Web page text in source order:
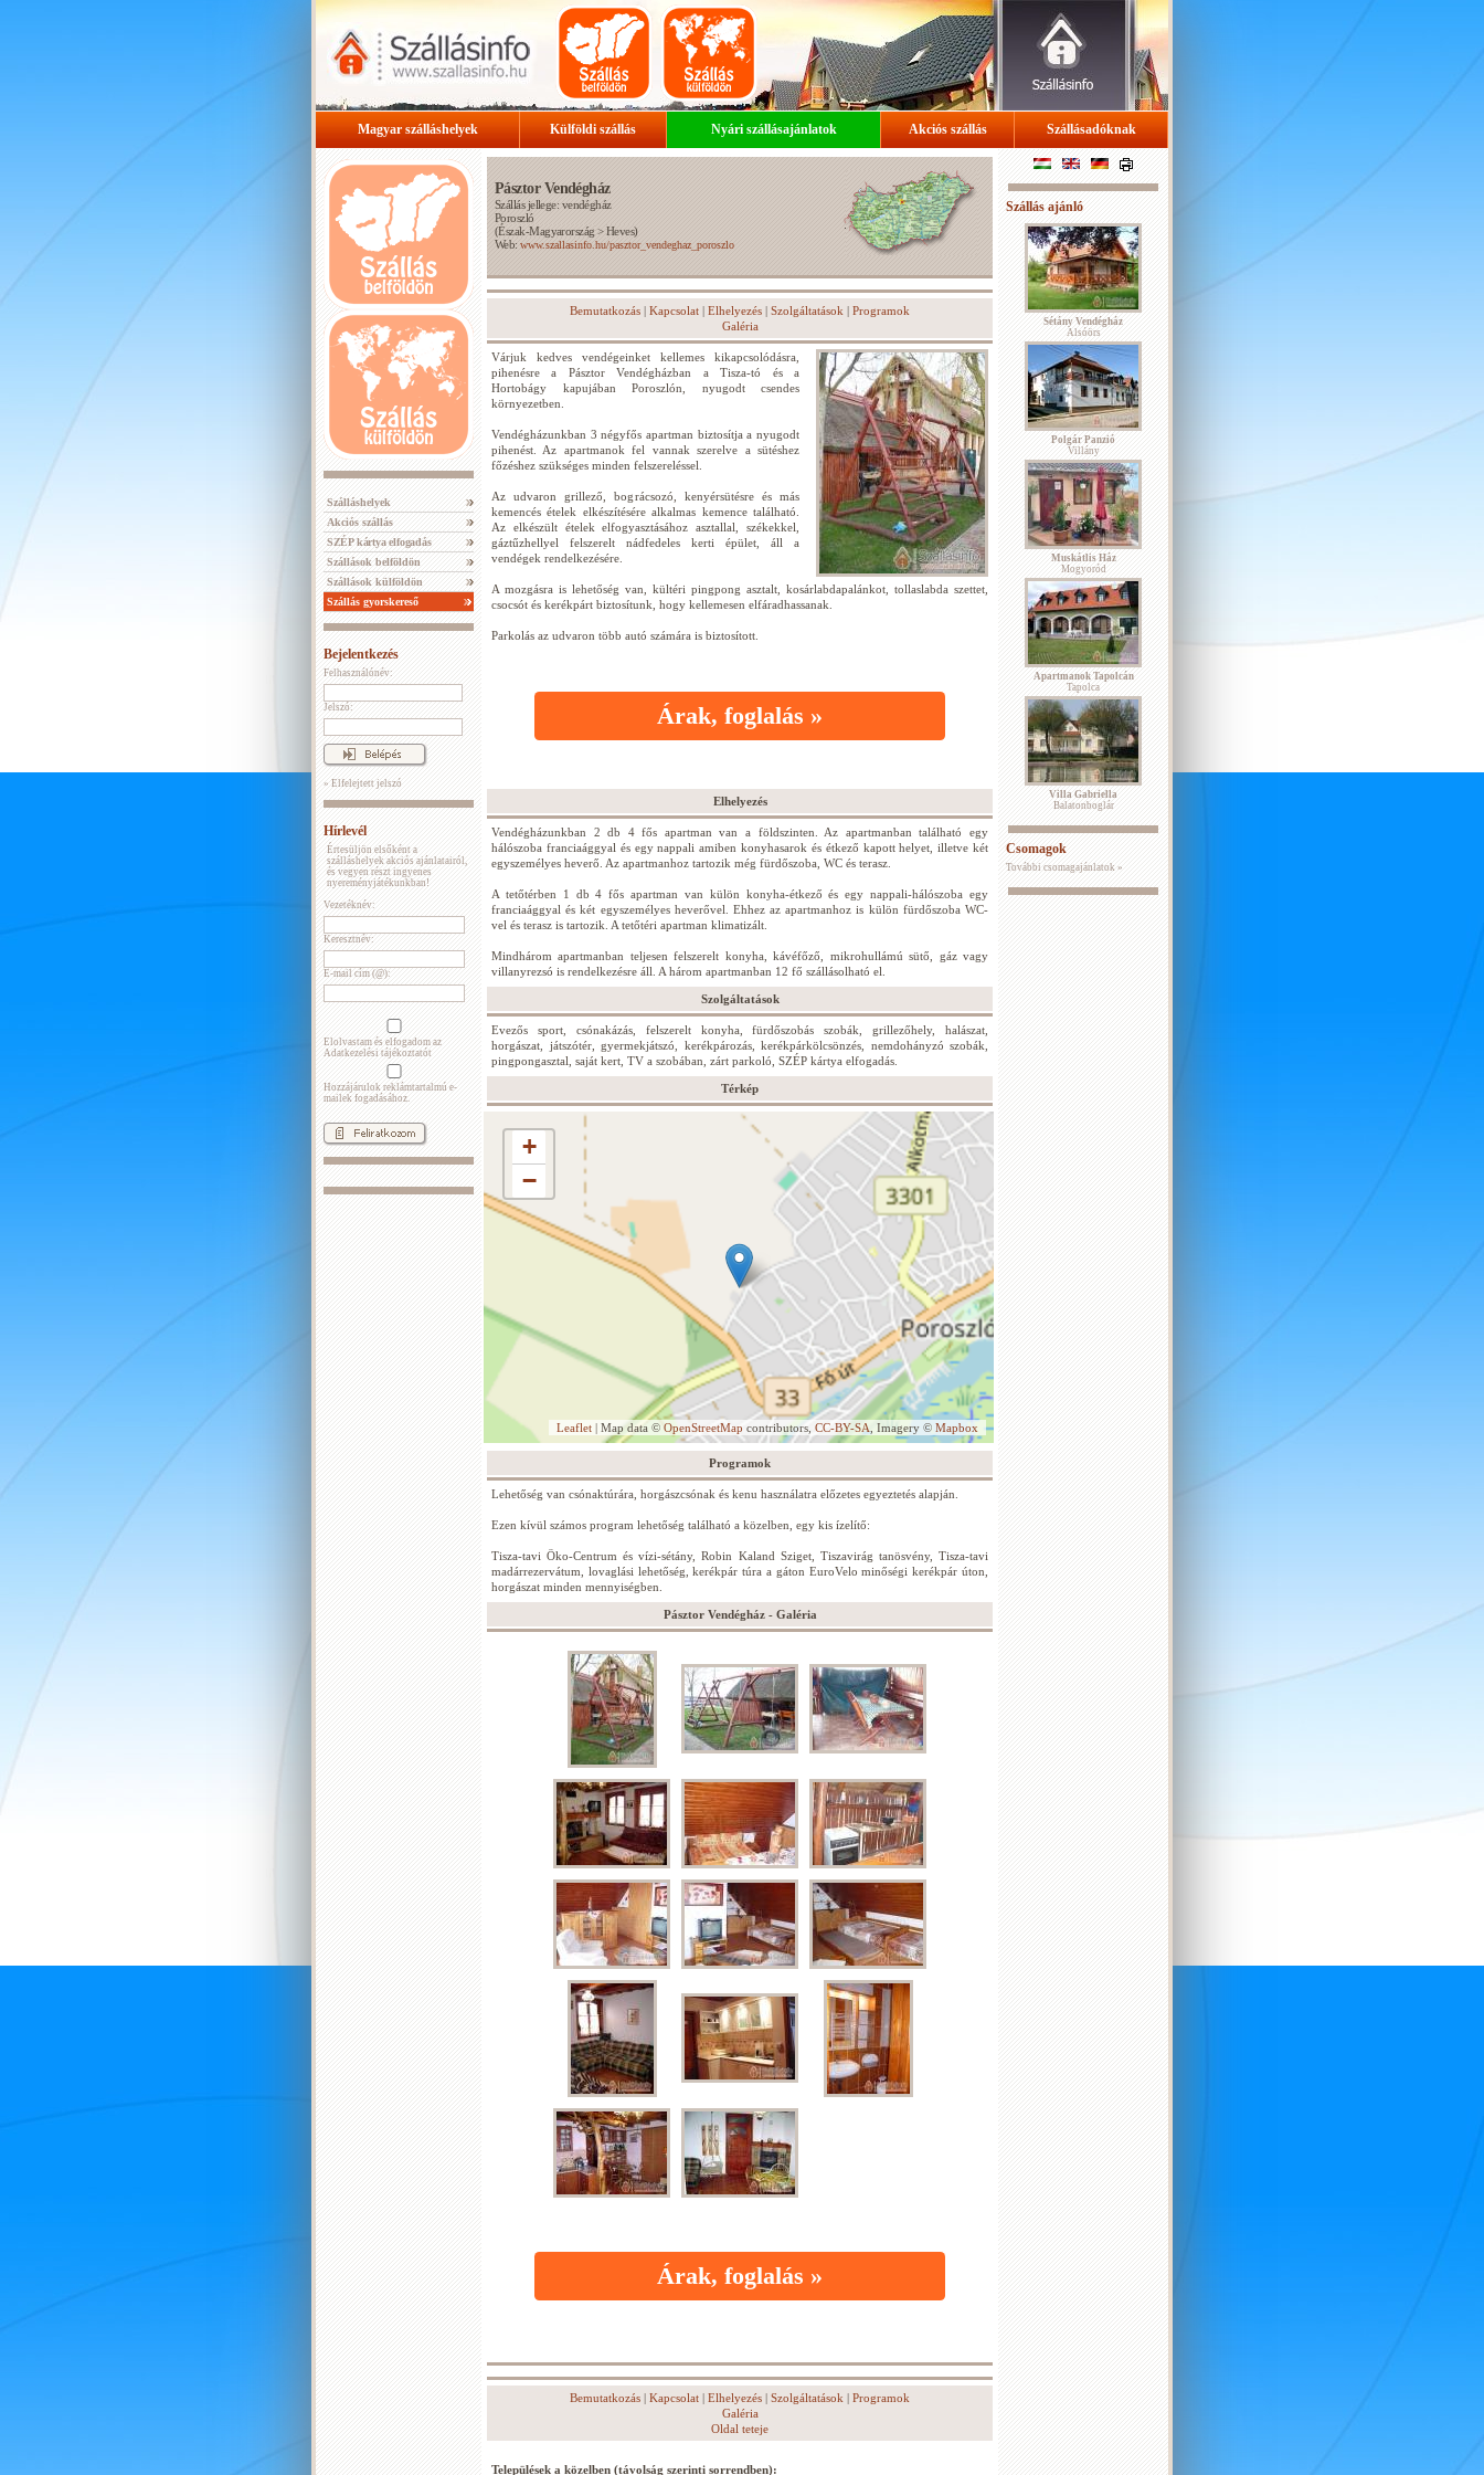
Magyar szálláshelyek Külföldi szállás Nyári szállásajánlatok Akciós szállás Szállásadóknak
Szálláshelyek
Akciós szállás
SZÉP kártya elfogadás
Szállások belföldön
Szállások külföldön
Szállás gyorskereső
Bejelentkezés
Felhasználónév:
Jelszó:
» Elfelejtett jelszó
Hírlevél
Értesüljön elsőként a
szálláshelyek akciós ajánlatairól,
és vegyen részt ingyenes
nyereményjátékunkban!
Vezetéknév:
Keresztnév:
E-mail cím (@):
Elolvastam és elfogadom az
Adatkezelési tájékoztatót
Hozzájárulok reklámtartalmú e-
mailek fogadásához.
Pásztor Vendégház
Szállás jellege: vendégház
Poroszló
(Észak-Magyarország >Heves)
Web:www.szallasinfo.hu/pasztor_vendeghaz_poroszlo
Bemutatkozás | Kapcsolat | Elhelyezés | Szolgáltatások | Programok
Galéria
Várjuk kedves vendégeinket kellemes kikapcsolódásra,
pihenésre a Pásztor Vendégházban a Tisza-tó és a
Hortobágy kapujában Poroszlón, nyugodt csendes
környezetben.
Vendégházunkban 3 négyfős apartman biztosítja a nyugodt
pihenést. Az apartmanok fel vannak szerelve a sütéshez
főzéshez szükséges minden felszereléssel.
Az udvaron grillező, bográcsozó, kenyérsütésre és más
kemencés ételek elkészítésére alkalmas kemence található.
Az elkészült ételek elfogyasztásához asztallal, székekkel,
gáztűzhellyel felszerelt nádfedeles kerti épület, áll a
vendégek rendelkezésére.
A mozgásra is lehetőség van, kültéri pingpong asztalt, kosárlabdapalánkot, tollaslabda szettet,
csocsót és kerékpárt biztosítunk, hogy kellemesen elfáradhassanak.
Parkolás az udvaron több autó számára is biztosított.
Árak, foglalás »
Elhelyezés
Vendégházunkban 2 db 4 fős apartman van a földszinten. Az apartmanban található egy
hálószoba franciaággyal és egy nappali amiben konyhasarok és étkező kapott helyet, illetve két
egyszemélyes heverő. Az apartmanhoz tartozik még fürdőszoba, WC és terasz.
A tetőtérben 1 db 4 fős apartman van külön konyha-étkező és egy nappali-hálószoba egy
franciaággyal és két egyszemélyes heverővel. Ehhez az apartmanhoz is külön fürdőszoba WC-
vel és terasz is tartozik. A tetőtéri apartman klimatizált.
Mindhárom apartmanban teljesen felszerelt konyha, kávéfőző, mikrohullámú sütő, gáz vagy
villanyrezsó is rendelkezésre áll. A három apartmanban 12 fő szállásolható el.
Szolgáltatások
Evezős sport, csónakázás, felszerelt konyha, fürdőszobás szobák, grillezőhely, halászat,
horgászat, játszótér, gyermekjátszó, kerékpározás, kerékpárkölcsönzés, nemdohányzó szobák,
pingpongasztal, saját kert, TV a szobában, zárt parkoló, SZÉP kártya elfogadás.
Térkép
+
−
Leaflet | Map data © OpenStreetMap contributors, CC-BY-SA , Imagery © Mapbox
Programok
Lehetőség van csónaktúrára, horgászcsónak és kenu használatra előzetes egyeztetés alapján.
Ezen kívül számos program lehetőség található a közelben, egy kis ízelítő:
Tisza-tavi Öko-Centrum és vízi-sétány, Robin Kaland Sziget, Tiszavirág tanösvény, Tisza-tavi
madárrezervátum, lovaglási lehetőség, kerékpár túra a gáton EuroVelo minőségi kerékpár úton,
horgászat minden mennyiségben.
Pásztor Vendégház - Galéria
Árak, foglalás »
Bemutatkozás | Kapcsolat | Elhelyezés | Szolgáltatások | Programok
Galéria
Oldal teteje
Települések a közelben (távolság szerinti sorrendben):
Szállás ajánló
Sétány Vendégház
Alsóörs
Polgár Panzió
Villány
Muskátlis Ház
Mogyoród
Apartmanok Tapolcán
Tapolca
Villa Gabriella
Balatonboglár
Csomagok
További csomagajánlatok »